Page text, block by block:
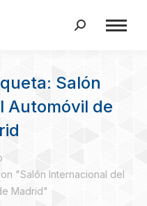
Buscar:
Salón
Automóvil de
"Salón Internacional del
Madrid"